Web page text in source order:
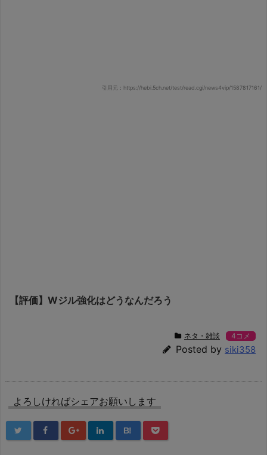
引用元：https://hebi.5ch.net/test/read.cgi/news4vip/1587817161/
【評価】Wジル強化はどうなんだろう
ネタ・雑談 4コメ
Posted by siki358
よろしければシェアお願いします
B!